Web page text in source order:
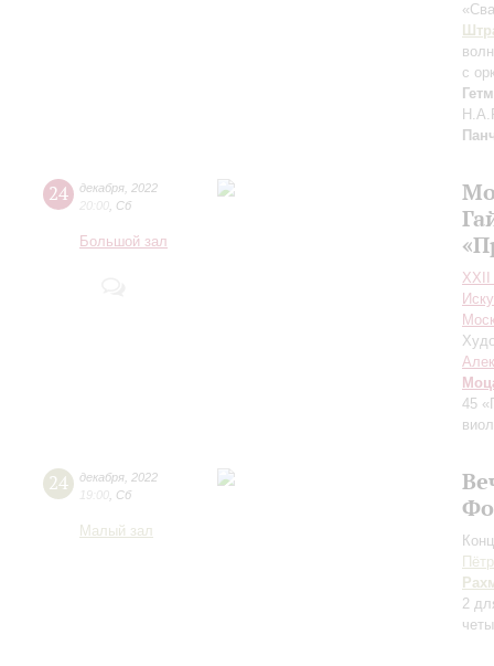
с
24 декабря 2022
20:00 Сб
Большой зал
45
24 декабря 2022
19:00 Сб
Малый зал
2